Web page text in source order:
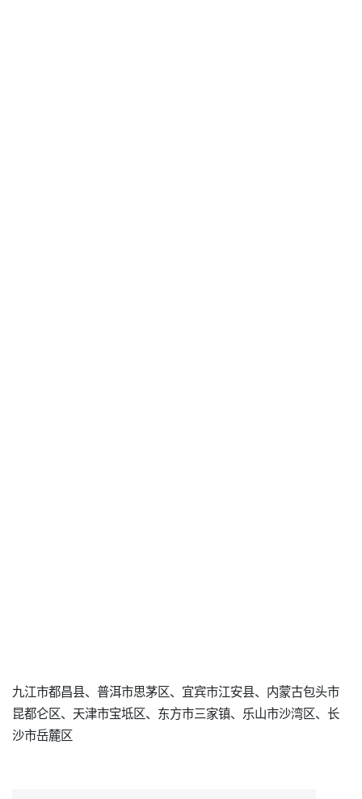
九江市都昌县、普洱市思茅区、宜宾市江安县、内蒙古包头市
昆都仑区、天津市宝坻区、东方市三家镇、乐山市沙湾区、长
沙市岳麓区